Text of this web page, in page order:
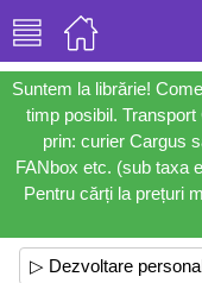
Suntem la librărie!
timp posibil.
prin: curier Cargus
FANbox etc. (sub taxa
Pentru cărți la prețuri
▷ Dezvoltare